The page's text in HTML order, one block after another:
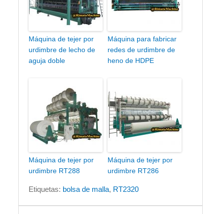
Máquina de tejer por
urdimbre de lecho de
aguja doble
Máquina para fabricar
redes de urdimbre de
heno de HDPE
Máquina de tejer por
urdimbre RT288
Máquina de tejer por
urdimbre RT286
Etiquetas: bolsa de malla, RT2320